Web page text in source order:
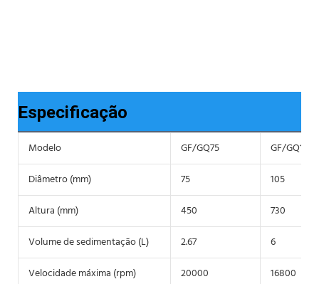
Especificação
Modelo GF/GQ75
GF/GQ105
Diâmetro (mm)
75
105
Altura (mm)
450
730
Volume de sedimentação (L)
2.67
6
Velocidade máxima (rpm)
20000 16800